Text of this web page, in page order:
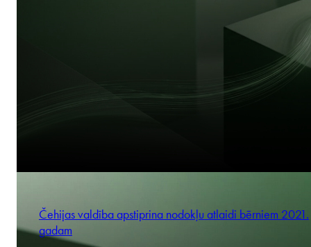
Čehijas valdība apstiprina nodokļu atlaidi bērniem 2021.
gadam